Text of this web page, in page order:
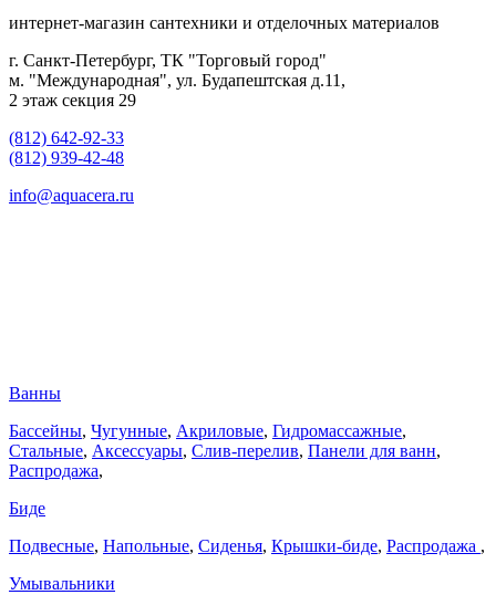
интернет-магазин сантехники и отделочных материалов
г. Санкт-Петербург, ТК "Торговый город"
м. "Международная", ул. Будапештская д.11,
2 этаж секция 29
(812) 642-92-33
(812) 939-42-48
info@aquacera.ru
Ванны
Бассейны, Чугунные, Акриловые, Гидромассажные,
Стальные, Аксессуары, Слив-перелив, Панели для ванн,
Распродажа,
Биде
Подвесные, Напольные, Сиденья, Крышки-биде, Распродажа ,
Умывальники